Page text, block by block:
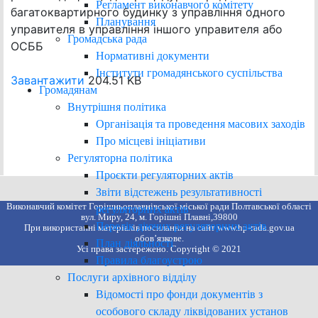
Регламент виконавчого комітету
Планування
Громадська рада
Нормативні документи
Інститути громадянського суспільства
Громадянам
Внутрішня політика
Організація та проведення масових заходів
Про місцеві ініціативи
Регуляторна політика
Проєкти регуляторних актів
Звіти відстежень результативності
регуляторних актів
Перелік діючих регуляторних актів
План діяльності
Правила благоустрою
Послуги архівного відділу
Відомості про фонди документів з
особового складу ліквідованих установ
багатоквартирного будинку з управління одного
управителя в управління іншого управителя або
ОСББ
Завантажити 204.51 KB
Виконавчий комітет Горішньоплавнівської міської ради Полтавської області
вул. Миру, 24, м. Горішні Плавні,39800
При використанні матеріалів посилання на сайт www.hp-rada.gov.ua
обов’язкове.
Усі права застережено. Copyright © 2021